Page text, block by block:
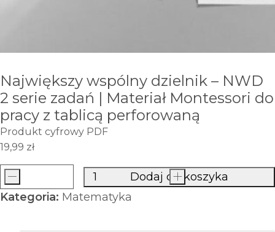
Największy wspólny dzielnik – NWD
2 serie zadań | Materiał Montessori do
pracy z tablicą perforowaną
Produkt cyfrowy PDF
19,99 zł
ilość
Największy
- +
Dodaj do koszyka
Kategoria: Matematyka